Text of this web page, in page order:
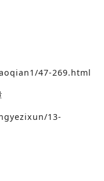
47-269.html
13-